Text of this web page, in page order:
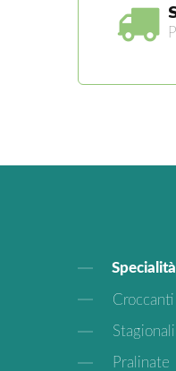
Specialità
Croccanti
Stagionali
Pralinate